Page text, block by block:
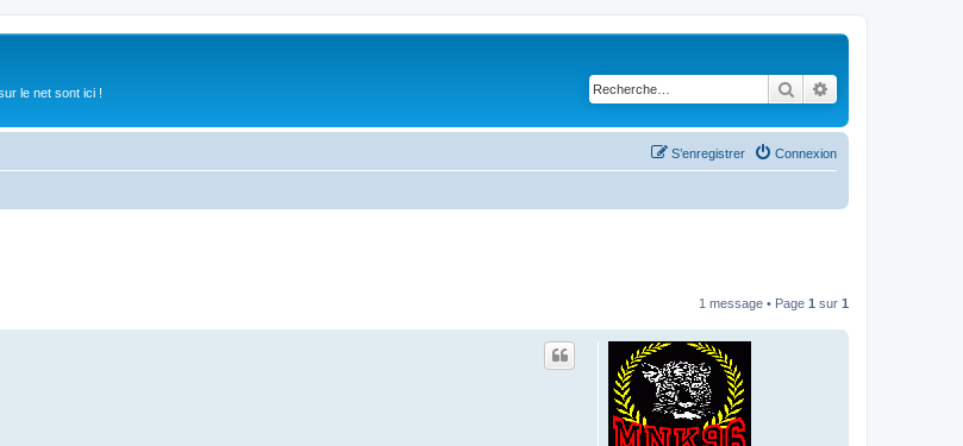
le net sont ici ! Rechercher
Connexion
S’enregistrer
1 message • Page 1 sur 1